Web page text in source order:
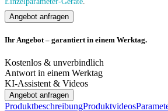
Angebot anfragen
Ihr Angebot – garantiert in einem Werktag.
Kostenlos & unverbindlich
Antwort in einem Werktag
KI-Assistent & Videos
Angebot anfragen
ProduktbeschreibungProduktvideos